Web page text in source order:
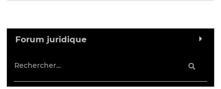
Forum juridique